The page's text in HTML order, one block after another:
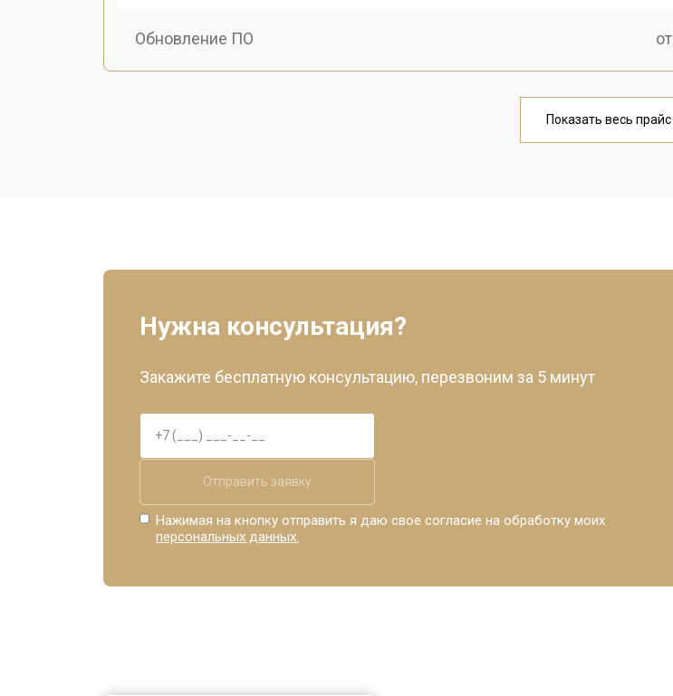
Обновление ПО
Показать весь прайс
Нужна консультация?
Закажите бесплатную консультацию, перезвоним за 5 минут
Отправить заявку
Нажимая на кнопку отправить я даю свое согласие на обработку моих
персональных данных.